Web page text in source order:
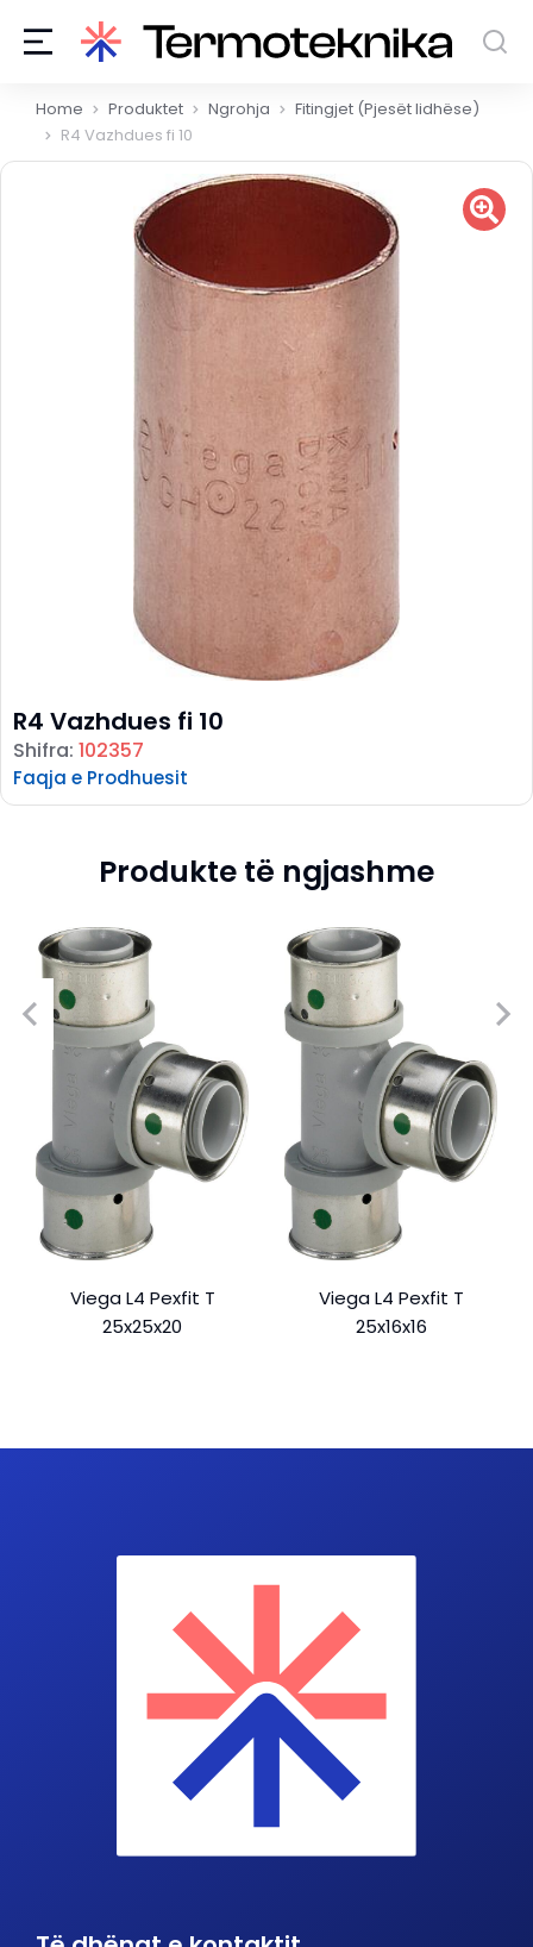
You are here:
Home Produktet Ngrohja
Fitingjet (Pjesët lidhëse)
R4 Vazhdues fi 10
R4 Vazhdues fi 10
Shifra: 102357
Faqja e Prodhuesit
Produkte të ngjashme
Viega L4 Pexfit T
25x25x20
Viega L4 Pexfit T
25x16x16